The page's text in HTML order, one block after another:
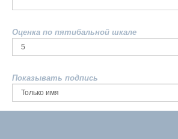
Оценка по пятибальной шкале
Показывать подпись